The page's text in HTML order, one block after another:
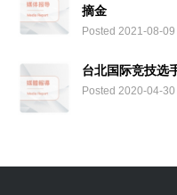
摘金
Posted 2021-08-09
台北国际竞技选
Posted 2020-04-30